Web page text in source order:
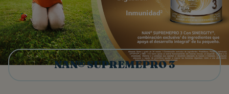
NAN® SUPREMEPRO 3